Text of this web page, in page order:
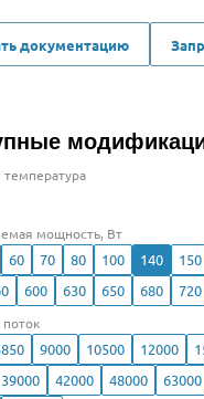
документацию
мощность, Вт
60 70 80 100 140 150
600 630 650 680 720
9000 10500 12000
39000 42000 48000 63000